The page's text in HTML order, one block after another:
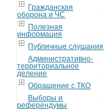
Гражданская
оборона и ЧС
Полезная
информация
Публичные слушания
Административно-
территориальное
деление
Обращение с ТКО
Выборы и
референдумы